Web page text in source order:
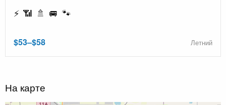
⚡ 📶 🚿 🚐 🐾
$53–$58 Летний
На карте